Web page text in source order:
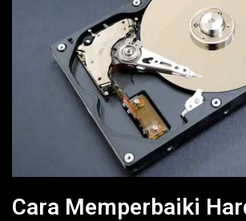
Cara Memperbaiki